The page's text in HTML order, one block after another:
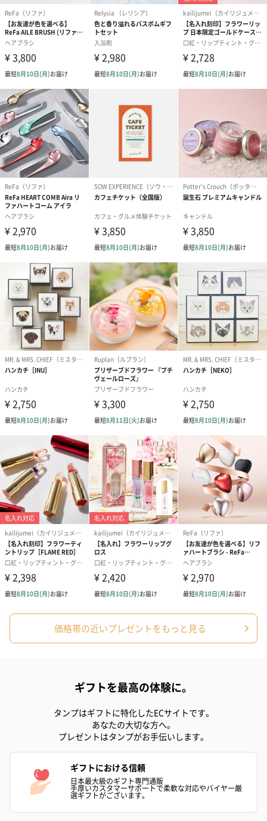
シーズンブーケ（ひま
わり）（1,880円）
ブーケ（ホワイトグリ
ーン）（1,650円）
（1,650円）
ドライフラワー・プリザーブドフラワー
自然のお花で作ったドライフラワー・プリザーブドフラワーを同
梱します。
一部花材が写真と異なる場合がございます。予めご了承くださ
い。パッケージに入れてお届けします。
プリザーブドフラワー
ブーケ（ピンク）
（2,580円）
プリザーブドフラワー
ブーケ（ブルー）
（2,580円）
アミュレット
ク）（1,500円
ぬいぐるみ
誕生日・記念日・出産祝いなどのシーンにおすすめです。
フラワーテディベア
（2,390円）
テディベア（バニラ）
（1,760円）
テディベア（
ル）（1,760円
紅茶・コーヒー・スイーツ
アールグレイ（HAPPY
BIRTHDAY TO YOU）
アールグレイティー
（660円）
円）
価格帯の近いプレゼントをもっと見る
ギフトを最高の体験に。
タンプはギフトに特化したECサイトです。
あなたの大切な方へ。
プレゼントはタンプがお手伝いします。
ギフトにおける信頼
日本最大級のギフト専門通販
手厚いカスタマーサポートで柔軟な対応やバイヤー厳
選ギフトがございます。